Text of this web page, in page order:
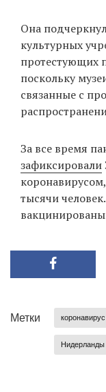
Она
культурных
протестующих
поскольку
связанные с
За все время
зафиксировали
тысячи
Метки коронавирус
Нидерланды